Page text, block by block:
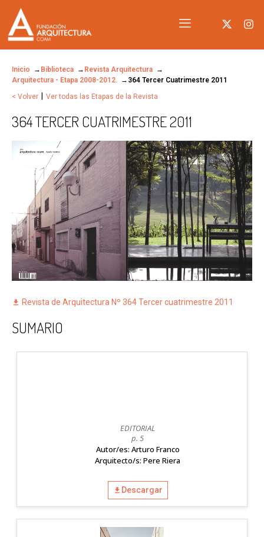
Inicio Biblioteca
Revista Arquitectura
Arquitectura - Etapa 2008-2012.
364 Tercer Cuatrimestre 2011
< Volver | Ver todas las Etapas de la Revista
364 TERCER CUATRIMESTRE 2011
Revista de Arquitectura Nº 364 Tercer cuatrimestre 2011
SUMARIO
EDITORIAL
p. 5
Autor/es: Arturo Franco
Arquitecto/s: Pere Riera
Descargar